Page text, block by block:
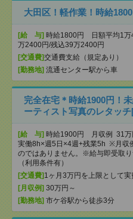
大田区！軽作業！時給
[給 与] 時給1800円 日額平均1万
万2400円/残込39万2400円
[交通費]交通費支給（規定あり）
[勤務地] 流通センター駅から車
完全在宅＊時給1900円！
ーティスト写真のレタッ
[給 与] 時給1900円 月収例 31万
実働8h×週5日×4週+残業5h ※月収
のではありません。※給与即受取
（利用条件有）
[交通費] 1ヶ月3万円を上限として実
[月収例] 30万円～
[勤務地] 市ケ谷駅から徒歩3分